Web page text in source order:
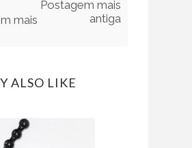
mais
Postagem mais
antiga
ALSO LIKE